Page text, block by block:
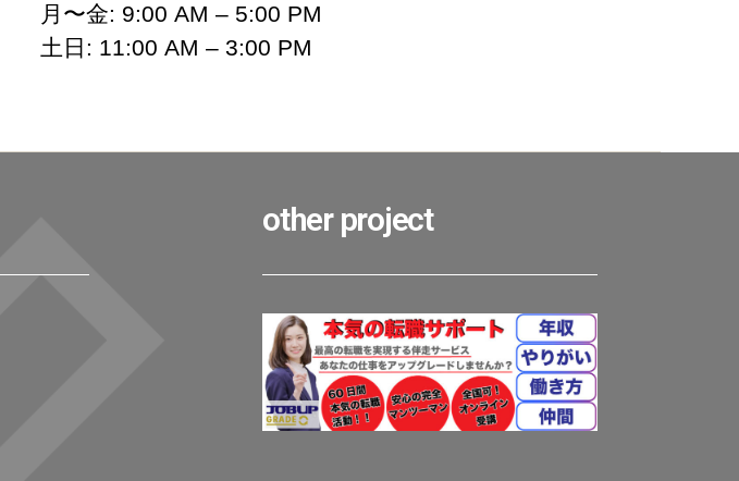
月〜金: 9:00 AM – 5:00 PM
土日: 11:00 AM – 3:00 PM
other project